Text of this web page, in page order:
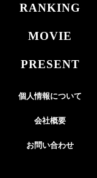
RANKING
MOVIE
PRESENT
個人情報について
会社概要
お問い合わせ